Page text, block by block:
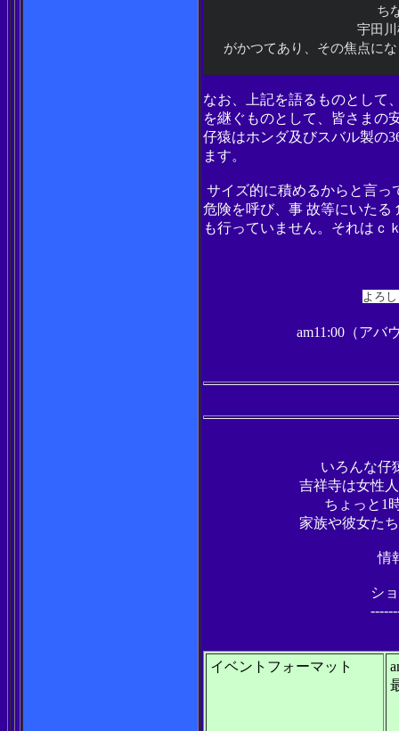
ち
宇田
がかつてあり、その焦点に
なお、上記を語るものとして
を継ぐものとして、皆さまの
仔猿はホンダ及びスバル製の
ます。
サイズ的に積めるからと言っ
危険を呼び、事 故等にいたる
も行っていません。それはｃ
よろ
am11:00（ア
いろんな
吉祥寺は女性
ちょっと1
家族や彼女た
情
ショ
イベントフォーマット